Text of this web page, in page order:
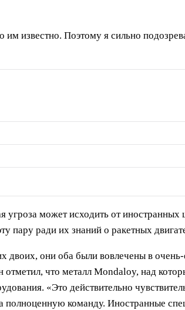
известно. Поэтому я сильно
угроза может исходить от
пару ради их знаний о ракетных
они оба были вовлечены в
отметил, что металл Mondaloy, над
«Это действительно
полноценную команду. Иностранные